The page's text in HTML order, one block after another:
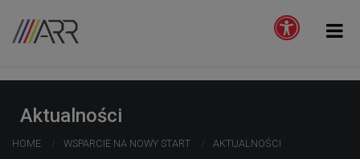
Aktualności
HOME WSPARCIE NA NOWY START AKTUALNOŚCI